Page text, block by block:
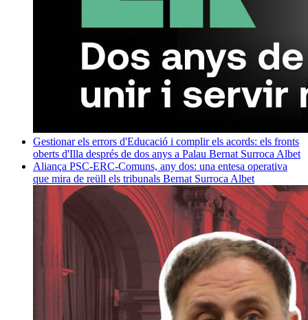
Gestionar els errors d'Educació i complir els acords: els fronts
oberts d'Illa després de dos anys a Palau Bernat Surroca Albet
Aliança PSC-ERC-Comuns, any dos: una entesa operativa
que mira de reüll els tribunals Bernat Surroca Albet